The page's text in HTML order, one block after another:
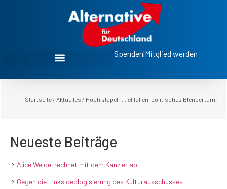
Spenden|Mitglied werden
Startseite / Aktuelles / Hoch stapeln, tief fallen, politisches Blendertum.
Neueste Beiträge
Alice Weidel rechnet mit dem Kanzler ab!
Gegen die Linksideologisierung des Kulturausschusses